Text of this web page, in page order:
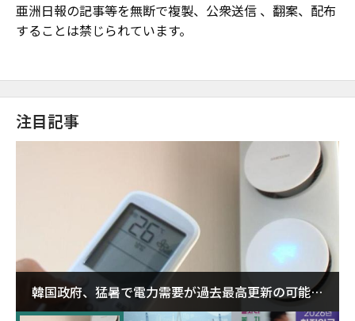
亜洲日報の記事等を無断で複製、公衆送信 、翻案、配布
することは禁じられています。
注目記事
韓国政府、猛暑で電力需要が過去最高更新の可能性